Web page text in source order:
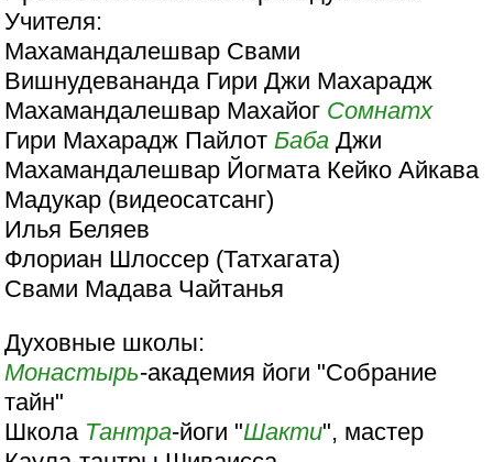
Учителя:
Махамандалешвар Свами
Вишнудевананда Гири Джи Махарадж
Махамандалешвар Махайог Сомнатх
Гири Махарадж Пайлот Баба Джи
Махамандалешвар Йогмата Кейко Айкава
Мадукар (видеосатсанг)
Илья Беляев
Флориан Шлоссер (Татхагата)
Свами Мадава Чайтанья
Духовные школы:
Монастырь-академия йоги "Собрание
тайн"
Школа Тантра-йоги "Шакти", мастер